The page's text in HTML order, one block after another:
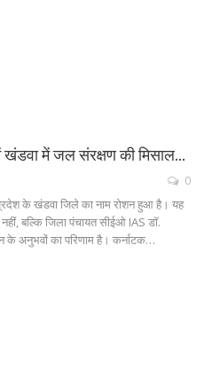
खंडवा में जल संरक्षण की मिसाल…
0
के खंडवा जिले का नाम रोशन हुआ है। यह
बल्कि जिला पंचायत सीईओ IAS डॉ.
के अनुभवों का परिणाम है। कर्नाटक…